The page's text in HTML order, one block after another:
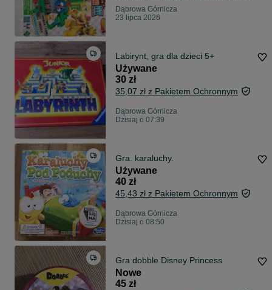
Dąbrowa Górnicza
23 lipca 2026
Labirynt, gra dla dzieci 5+
Używane
30 zł
35,07 zł z Pakietem Ochronnym
Dąbrowa Górnicza
Dzisiaj o 07:39
Gra. karaluchy.
Używane
40 zł
45,43 zł z Pakietem Ochronnym
Dąbrowa Górnicza
Dzisiaj o 08:50
Gra dobble Disney Princess
Nowe
45 zł